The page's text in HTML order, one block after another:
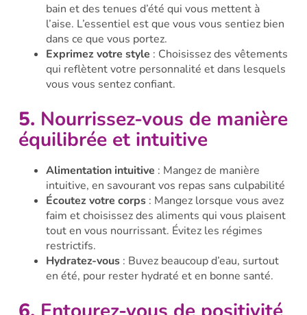
bain et des tenues d’été qui vous mettent à
l’aise. L’essentiel est que vous vous sentiez bien
dans ce que vous portez.
Exprimez votre style : Choisissez des vêtements
qui reflètent votre personnalité et dans lesquels
vous vous sentez confiant.
5. Nourrissez-vous de manière
équilibrée et intuitive
Alimentation intuitive : Mangez de manière
intuitive, en savourant vos repas sans culpabilité
Écoutez votre corps: Mangez lorsque vous avez
faim et choisissez des aliments qui vous plaisent
tout en vous nourrissant. Évitez les régimes
restrictifs.
Hydratez-vous: Buvez beaucoup d’eau, surtout
en été, pour rester hydraté et en bonne santé.